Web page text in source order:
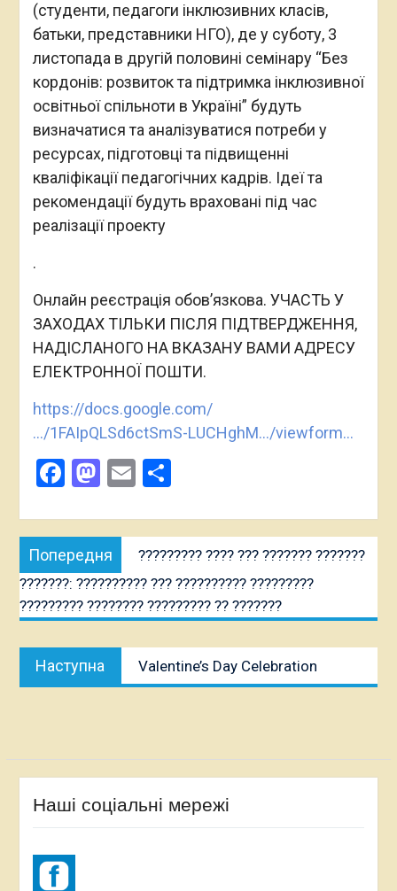
(студенти, педагоги інклюзивних класів,
батьки, представники НГО), де у суботу, 3
листопада в другій половині семінару “Без
кордонів: розвиток та підтримка інклюзивної
освітньої спільноти в Україні” будуть
визначатися та аналізуватися потреби у
ресурсах, підготовці та підвищенні
кваліфікації педагогічних кадрів. Ідеї та
рекомендації будуть враховані під час
реалізації проекту
.
Онлайн реєстрація обов’язкова. УЧАСТЬ У
ЗАХОДАХ ТІЛЬКИ ПІСЛЯ ПІДТВЕРДЖЕННЯ,
НАДІСЛАНОГО НА ВКАЗАНУ ВАМИ АДРЕСУ
ЕЛЕКТРОННОЇ ПОШТИ.
https://docs.google.com/
…/1FAIpQLSd6ctSmS-LUCHghM…/viewform…
Facebook
Mastodon
EmailShare
Post
navigation
Попередня
публікація:
????????? ???? ??? ??????? ???????
???????: ?????????? ??? ?????????? ?????????
????????? ???????? ????????? ?? ???????
Наступна
публікація:
Valentine’s Day Celebration
Наші соціальні мережі